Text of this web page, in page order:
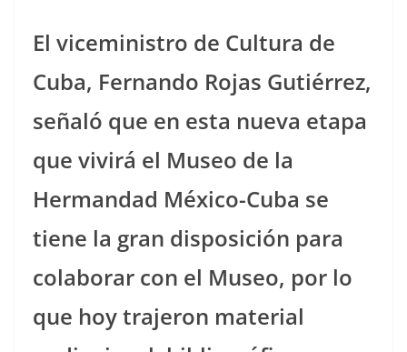
El viceministro de Cultura de
Cuba, Fernando Rojas Gutiérrez,
señaló que en esta nueva etapa
que vivirá el Museo de la
Hermandad México-Cuba se
tiene la gran disposición para
colaborar con el Museo, por lo
que hoy trajeron material